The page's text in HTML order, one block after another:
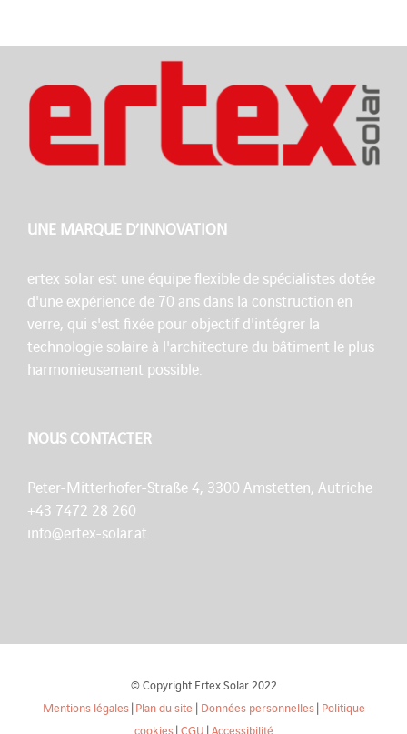
UNE MARQUE D’INNOVATION
ertex solar est une équipe flexible de spécialistes dotée
d'une expérience de 70 ans dans la construction en
verre, qui s'est fixée pour objectif d'intégrer la
technologie solaire à l'architecture du bâtiment le plus
harmonieusement possible.
NOUS CONTACTER
Peter-Mitterhofer-Straße 4, 3300 Amstetten, Autriche
+43 7472 28 260
info@ertex-solar.at
© Copyright Ertex Solar 2022
Mentions légales|Plan du site | Données personnelles| Politique
cookies|CGU |Accessibilité